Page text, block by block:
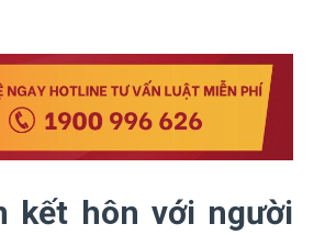
kết hôn với người